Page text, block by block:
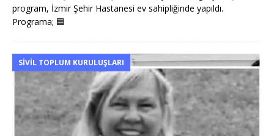
program, İzmir Şehir Hastanesi ev sahipliğinde yapıldı.
Programa; 🟦
SIVIL TOPLUM KURULUŞLARI